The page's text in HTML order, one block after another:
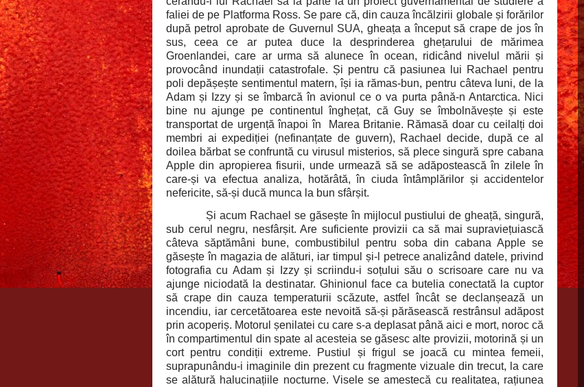
faliei de pe Platforma Ross. Se pare că, din cauza încălzirii globale și forărilor
după petrol aprobate de Guvernul SUA, gheața a început să crape de jos în
sus, ceea ce ar putea duce la desprinderea ghețarului de mărimea
Groenlandei, care ar urma să alunece în ocean, ridicând nivelul mării și
provocând inundații catastrofale. Și pentru că pasiunea lui Rachael pentru
poli depășește sentimentul matern, își ia rămas-bun, pentru câteva luni, de la
Adam și Izzy și se îmbarcă în avionul ce o va purta până-n Antarctica. Nici
bine nu ajunge pe continentul înghețat, că Guy se îmbolnăvește și este
transportat de urgență înapoi în
Marea Britanie. Rămasă doar cu ceilalți doi
membri ai expediției (nefinanțate de guvern), Rachael decide, după ce al
doilea bărbat se confruntă cu virusul misterios, să plece singură spre cabana
Apple din apropierea fisurii, unde urmează să se adăpostească în zilele în
care-și va efectua analiza, hotărâtă, în ciuda întâmplărilor și accidentelor
nefericite, să-și ducă munca la bun sfârșit.
Și acum Rachael se găsește în mijlocul pustiului de gheață, singură,
sub cerul negru, nesfârșit. Are suficiente provizii ca să mai supraviețuiască
câteva săptămâni bune, combustibilul pentru soba din cabana Apple se
găsește în magazia de alături, iar timpul și-l petrece analizând datele, privind
fotografia cu Adam și Izzy și scriindu-i soțului său o scrisoare care nu va
ajunge niciodată la destinatar. Ghinionul face ca butelia conectată la cuptor
să crape din cauza temperaturii scăzute, astfel încât se declanșează un
incendiu, iar cercetătoarea este nevoită să-și părăsească restrânsul adăpost
prin acoperiș. Motorul șenilatei cu care s-a deplasat până aici e mort, noroc că
în compartimentul din spate al acesteia se găsesc alte provizii, motorină și un
cort pentru condiții extreme. Pustiul și frigul se joacă cu mintea femeii,
suprapunându-i imaginile din prezent cu fragmente vizuale din trecut, la care
se alătură halucinațiile nocturne. Visele se amestecă cu realitatea, rațiunea